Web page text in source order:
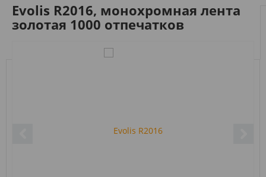
Evolis R2016, монохромная лента
золотая 1000 отпечатков